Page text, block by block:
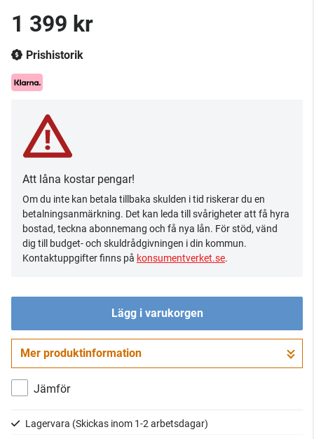
1 399 kr
Prishistorik
Att låna kostar pengar!
Om du inte kan betala tillbaka skulden i tid riskerar du en
betalningsanmärkning. Det kan leda till svårigheter att få hyra
bostad, teckna abonnemang och få nya lån. För stöd, vänd
dig till budget- och skuldrådgivningen i din kommun.
Kontaktuppgifter finns på konsumentverket.se.
Lägg i varukorgen
Gå till kassan
Mer produktinformation
Jämför
Lagervara (Skickas inom 1-2 arbetsdagar)